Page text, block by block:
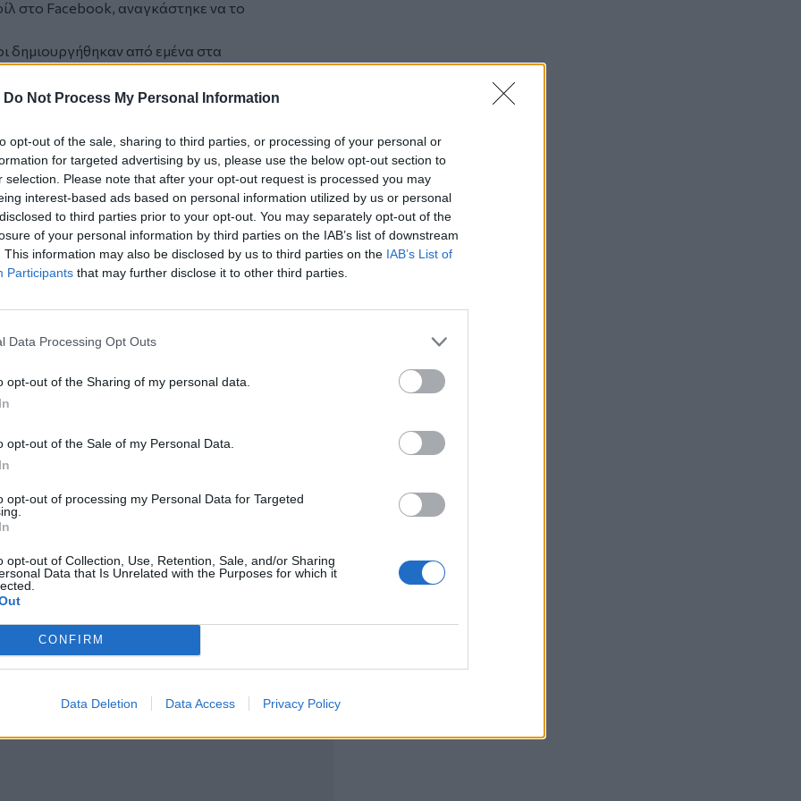
Do Not Process My Personal Information
opt-out of the sale, sharing to third parties, or processing of your personal or
for targeted advertising by us, please use the below opt-out section to
selection. Please note that after your opt-out request is processed you may
interest-based ads based on personal information utilized by us or personal
to third parties prior to your opt-out. You may separately opt-out of the
of your personal information by third parties on the IAB’s list of downstream
This information may also be disclosed by us to third parties on the IAB’s List of
Participants that may further disclose it to other third parties.
Data Processing Opt Outs
opt-out of the Sharing of my personal data.
opt-out of the Sale of my Personal Data.
opt-out of processing my Personal Data for Targeted
opt-out of Collection, Use, Retention, Sale, and/or Sharing
Data that Is Unrelated with the Purposes for which it
CONFIRM
Data Deletion Data Access Privacy Policy
στο Facebook, αναγκάστηκε να το
δημιουργήθηκαν από εμένα στα
να έχω σταθμίσει τις συνέπειες της
μαθήτρια που έκανε αυτή την πράξη.
κλείστηκε ακόμα περισσότερο
πει το παραμικρό στη μητέρα της.
ίδια όσο και από τη μητέρα της. Οι
δεν ανήκαν στην ίδια, αλλά ήταν
συμπλήρωσε η ανήλικη.
αλλά, ο Γολγοθάς της μικρής
News η μητέρα της. Η ίδια περιμένει
και ζητάει την παραδειγματική
– να οδηγήσουν την κόρη
το άφησαν να πνιγεί
φορείς σε Ίμβρο και Τένεδο
Google Newsκαι στοFacebook
μας στοYouTube